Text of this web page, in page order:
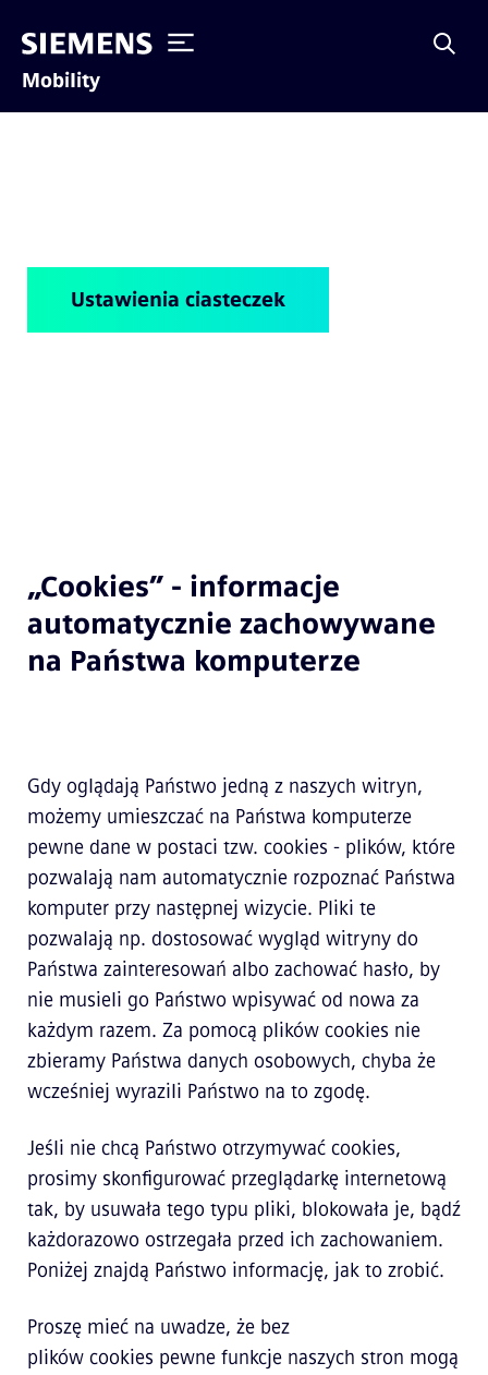
Mobility
Ustawienia ciasteczek
„Cookies” - informacje
automatycznie zachowywane
na Państwa komputerze
Gdy oglądają Państwo jedną z naszych witryn,
możemy umieszczać na Państwa komputerze
pewne dane w postaci tzw. cookies - plików, które
pozwalają nam automatycznie rozpoznać Państwa
komputer przy następnej wizycie. Pliki te
pozwalają np. dostosować wygląd witryny do
Państwa zainteresowań albo zachować hasło, by
nie musieli go Państwo wpisywać od nowa za
każdym razem. Za pomocą plików cookies nie
zbieramy Państwa danych osobowych, chyba że
wcześniej wyrazili Państwo na to zgodę.
Jeśli nie chcą Państwo otrzymywać cookies,
prosimy skonfigurować przeglądarkę internetową
tak, by usuwała tego typu pliki, blokowała je, bądź
każdorazowo ostrzegała przed ich zachowaniem.
Poniżej znajdą Państwo informację, jak to zrobić.
Proszę mieć na uwadze, że bez
plików cookies pewne funkcje naszych stron mogą